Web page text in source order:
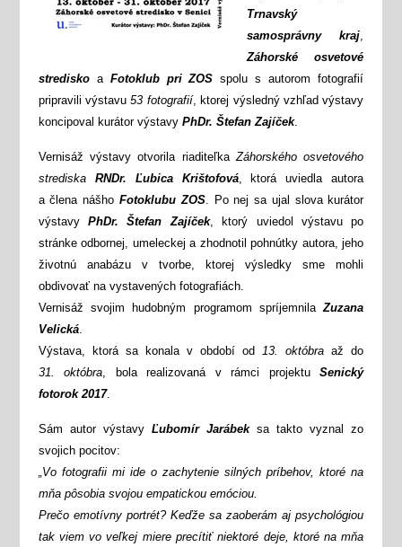
Trnavský
samosprávny kraj,
Záhorské osvetové
strediskoa Fotoklub pri ZOS spolu s autorom fotografií
pripravili výstavu53 fotografií, ktorej výsledný vzhľad výstavy
koncipoval kurátor výstavy PhDr. Štefan Zajíček.
Vernisáž výstavy otvorila riaditeľkaZáhorského osvetového
strediska
RNDr. Ľubica Krištofová, ktorá uviedla autora
a člena nášho Fotoklubu ZOS. Po nej sa ujal slova kurátor
výstavy PhDr. Štefan Zajíček, ktorý uviedol výstavu po
stránke odbornej, umeleckej a zhodnotil pohnútky autora, jeho
životnú anabázu v tvorbe, ktorej výsledky sme mohli
obdivovať na vystavených fotografiách.
Vernisáž svojim hudobným programom spríjemnilaZuzana
Velická.
Výstava, ktorá sa konala v období od13. októbra až do
31. októbra, bola realizovaná v rámci projektuSenický
fotorok 2017.
Sám autor výstavy Ľubomír Jarábeksa takto vyznal zo
svojich pocitov:
„Vo fotografii mi ide o zachytenie silných príbehov, ktoré na
mňa pôsobia svojou empatickou emóciou.
Prečo emotívny portrét? Keďže sa zaoberám aj psychológiou
tak viem vo veľkej miere precítiť niektoré deje, ktoré na mňa